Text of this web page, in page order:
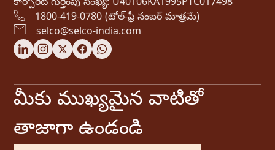
కార్పొరేట్ గుర్తింపు సంఖ్య: U40106KA1995PTC017498
1800-419-0780 (టోల్-ఫ్రీ నంబర్ మాత్రమే)
selco@selco-india.com
మీకు ముఖ్యమైన వాటితో
తాజాగా ఉండండి